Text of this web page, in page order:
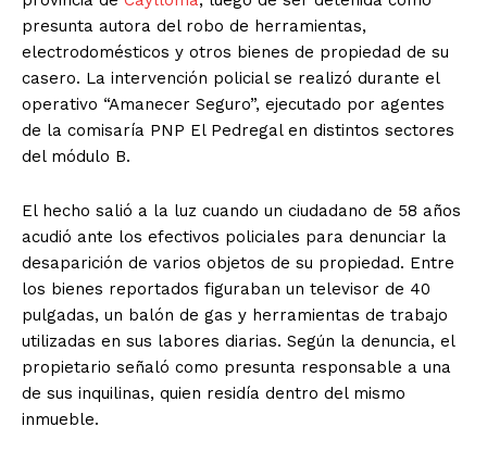
presunta autora del robo de herramientas,
electrodomésticos y otros bienes de propiedad de su
casero. La intervención policial se realizó durante el
operativo “Amanecer Seguro”, ejecutado por agentes
de la comisaría PNP El Pedregal en distintos sectores
del módulo B.
El hecho salió a la luz cuando un ciudadano de 58 años
acudió ante los efectivos policiales para denunciar la
desaparición de varios objetos de su propiedad. Entre
los bienes reportados figuraban un televisor de 40
pulgadas, un balón de gas y herramientas de trabajo
utilizadas en sus labores diarias. Según la denuncia, el
propietario señaló como presunta responsable a una
de sus inquilinas, quien residía dentro del mismo
inmueble.